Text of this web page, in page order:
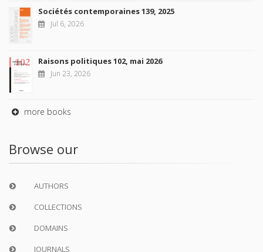
Sociétés contemporaines 139, 2025
Jul 6, 2026
Raisons politiques 102, mai 2026
Jun 23, 2026
more books
Browse our
AUTHORS
COLLECTIONS
DOMAINS
JOURNALS